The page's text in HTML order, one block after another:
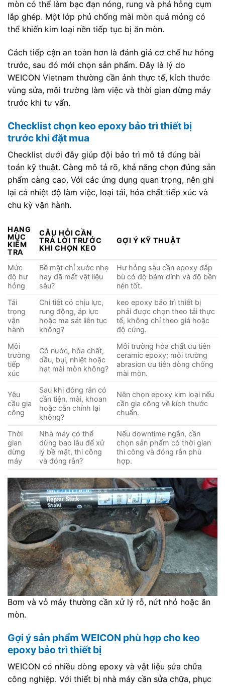
mòn có thể làm bạc đạn nóng, rung và phá hỏng cụm
lắp ghép. Một lớp phủ chống mài mòn quá mỏng có
thể khiến kim loại nền tiếp tục bị ăn mòn.
Cách tiếp cận an toàn hơn là đánh giá cơ chế hư hỏng
trước, sau đó mới chọn sản phẩm. Đây là lý do
WEICON Vietnam thường cần ảnh thực tế, kích thước
vùng sửa, môi trường làm việc và thời gian dừng máy
trước khi tư vấn.
Checklist chọn keo epoxy bảo trì thiết bị
trước khi đặt mua
Checklist dưới đây giúp đội bảo trì mô tả đúng bài
toán kỹ thuật. Càng mô tả rõ, khả năng chọn đúng sản
phẩm càng cao. Với các ứng dụng quan trọng, nên ghi
lại cả nhiệt độ làm việc, loại tải, hóa chất tiếp xúc và
chu kỳ vận hành.
HẠNG
MỤC
KIỂM
TRA
CÂU HỎI CẦN
TRẢ LỜI TRƯỚC
KHI CHỌN KEO
GỢI Ý KỸ THUẬT
Mức
độ hư
hỏng
Bề mặt chỉ xước nhẹ
hay đã mất vật liệu
sâu?
Hư hỏng sâu cần epoxy đắp
bù có độ bám dính và độ bền
nén tốt.
Tải
trọng
vận
hành
Chi tiết có chịu lực,
rung động, áp lực
hoặc ma sát liên tục
không?
keo epoxy bảo trì thiết bị
phải được chọn theo tải thực
tế, không chỉ theo giá hoặc
độ cứng.
Môi
trường
tiếp
xúc
Có nước, hóa chất,
dầu, bụi, nhiệt hoặc
hạt mài mòn không?
Môi trường hóa chất ưu tiên
ceramic epoxy; môi trường
abrasion ưu tiên dòng chống
mài mòn.
Yêu
cầu gia
công
Sau khi đóng rắn có
cần tiện, mài, khoan
hoặc căn chỉnh lại
không?
Nên chọn epoxy kim loại nếu
cần gia công về kích thước
chuẩn.
Thời
gian
dừng
máy
Nhà máy có thể
dừng bao lâu để xử
lý bề mặt, thi công
và đóng rắn?
Nếu downtime ngắn, cần
chọn sản phẩm có thời gian
thi công và đóng rắn phù
hợp.
Bơm và vỏ máy thường cần xử lý rỗ, nứt nhỏ hoặc ăn
mòn.
Gợi ý sản phẩm WEICON phù hợp cho keo
epoxy bảo trì thiết bị
WEICON có nhiều dòng epoxy và vật liệu sửa chữa
công nghiệp. Với thiết bị nhà máy cần sửa chữa, phục